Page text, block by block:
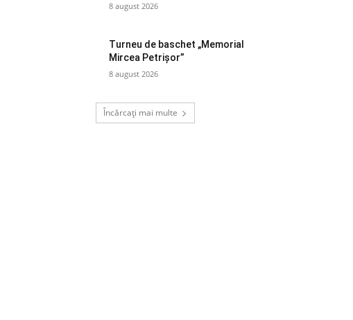
8 august 2026
Turneu de baschet „Memorial
Mircea Petrișor”
8 august 2026
Încărcați mai multe